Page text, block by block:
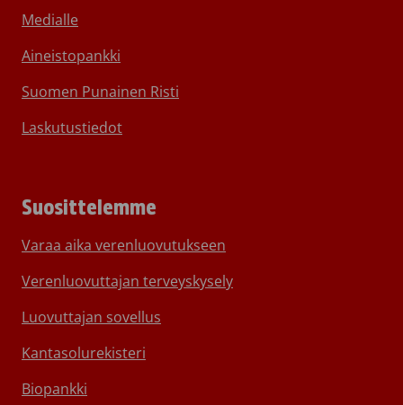
Medialle
Aineistopankki
Suomen Punainen Risti
Laskutustiedot
Suosittelemme
Varaa aika verenluovutukseen
Verenluovuttajan terveyskysely
Luovuttajan sovellus
Kantasolurekisteri
Biopankki